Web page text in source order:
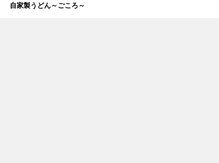
自家製うどん～ごころ～